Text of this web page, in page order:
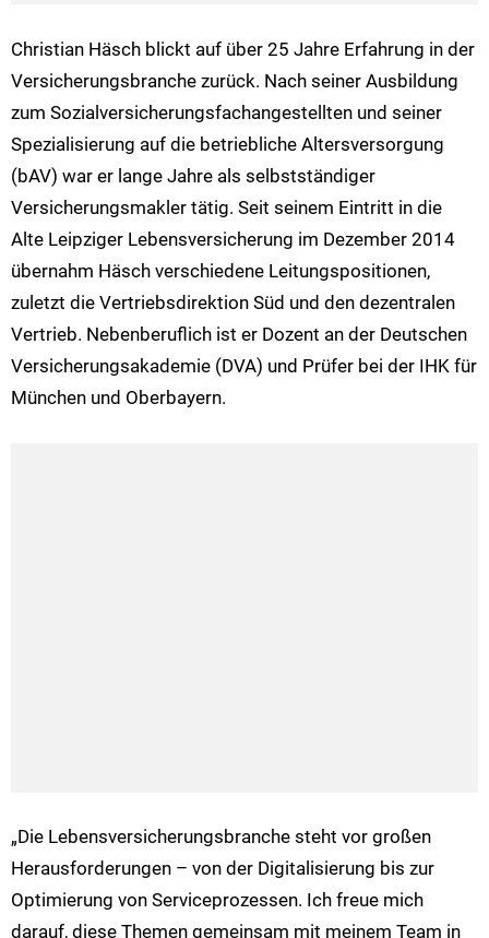
Christian Häsch blickt auf über 25 Jahre Erfahrung in der
Versicherungsbranche zurück. Nach seiner Ausbildung
zum Sozialversicherungsfachangestellten und seiner
Spezialisierung auf die betriebliche Altersversorgung
(bAV) war er lange Jahre als selbstständiger
Versicherungsmakler tätig. Seit seinem Eintritt in die
Alte Leipziger Lebensversicherung im Dezember 2014
übernahm Häsch verschiedene Leitungspositionen,
zuletzt die Vertriebsdirektion Süd und den dezentralen
Vertrieb. Nebenberuflich ist er Dozent an der Deutschen
Versicherungsakademie (DVA) und Prüfer bei der IHK für
München und Oberbayern.
„Die Lebensversicherungsbranche steht vor großen
Herausforderungen – von der Digitalisierung bis zur
Optimierung von Serviceprozessen. Ich freue mich
darauf, diese Themen gemeinsam mit meinem Team in